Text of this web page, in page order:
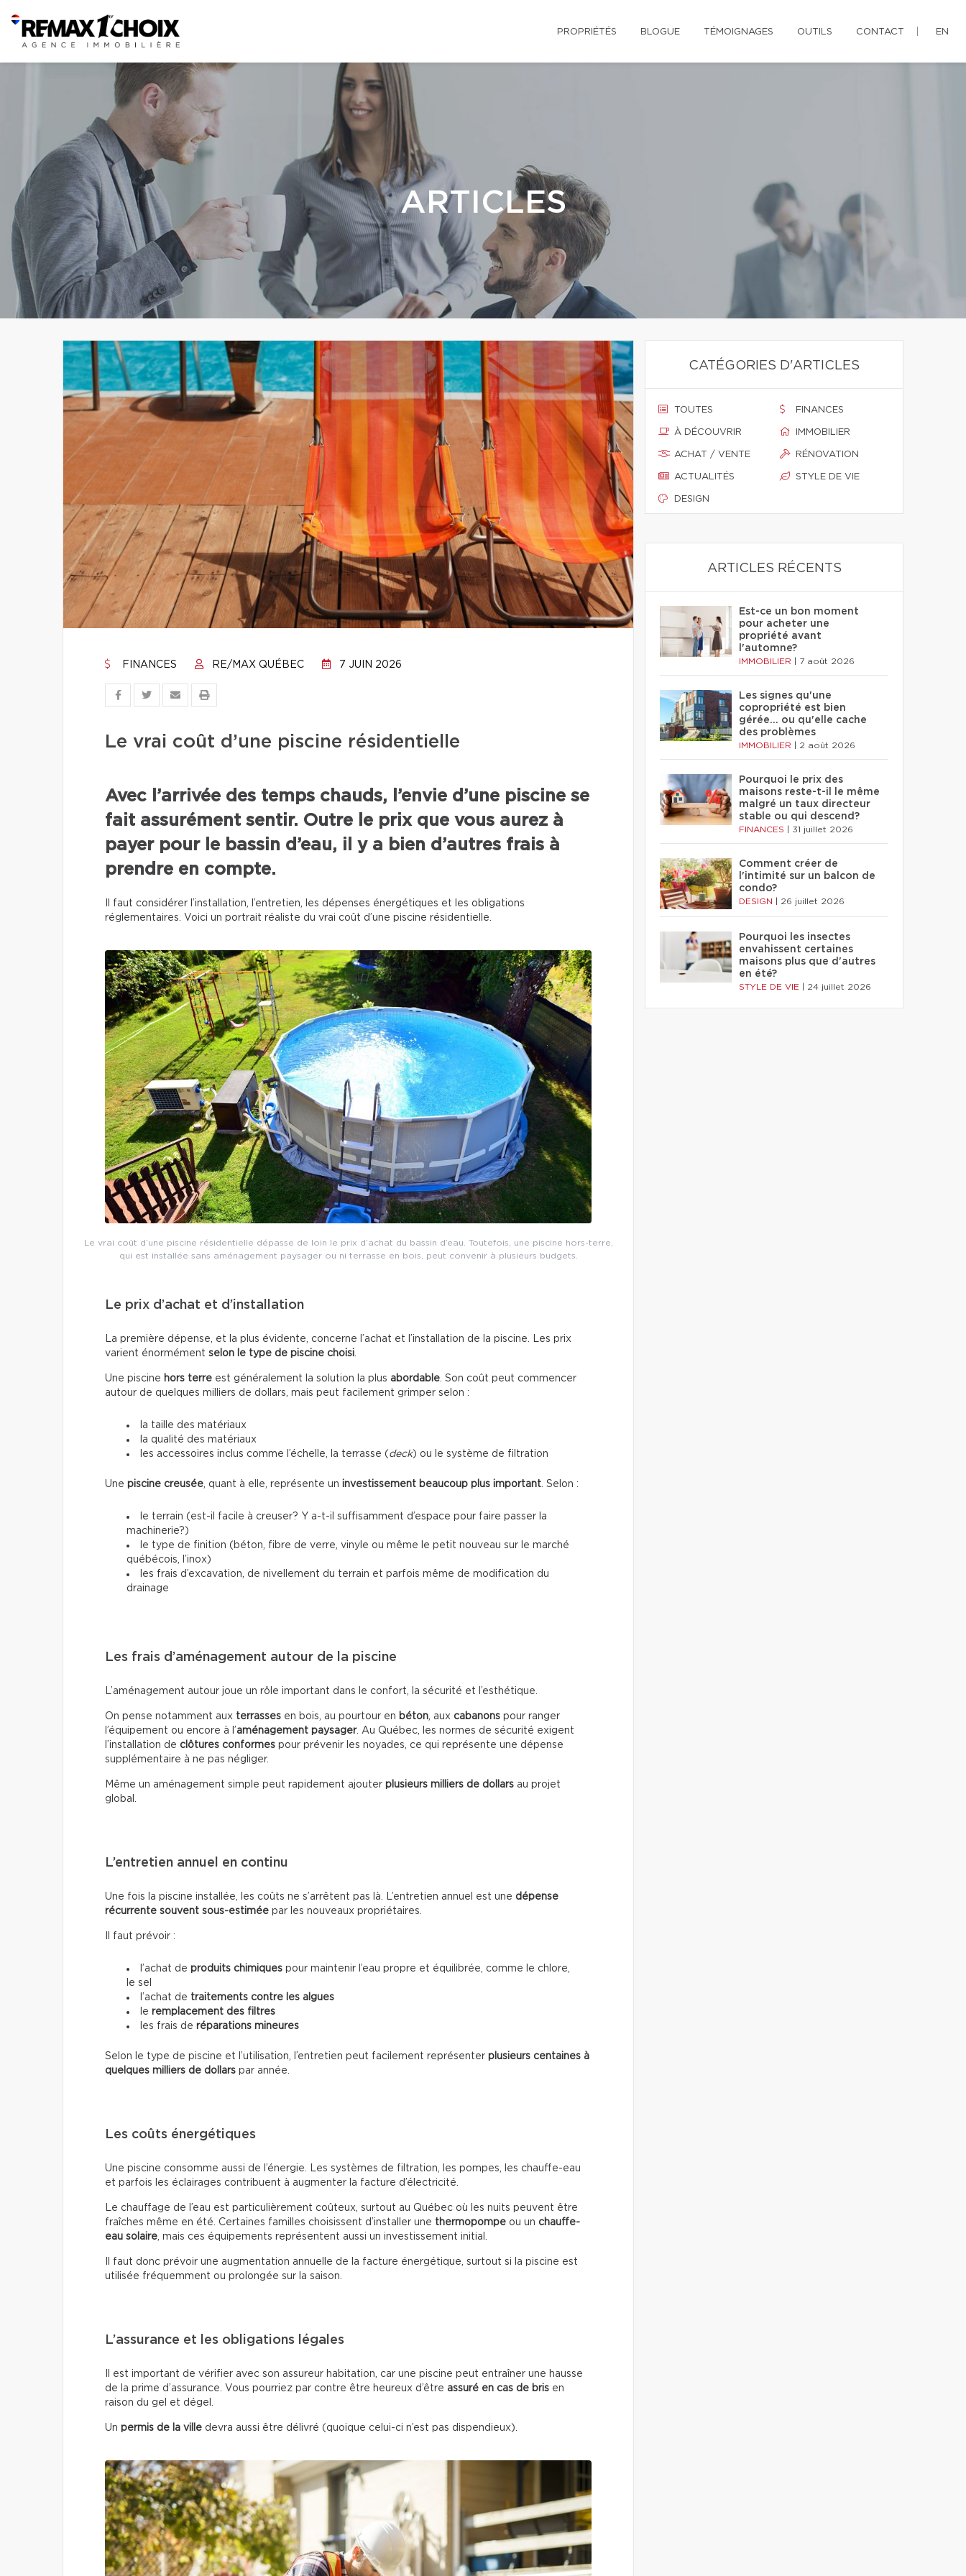
PROPRIÉTÉS BLOGUE TÉMOIGNAGES OUTILS CONTACT EN
ARTICLES
FINANCES RE/MAX QUÉBEC 7 JUIN 2026
Le vrai coût d’une piscine résidentielle
Avec l’arrivée des temps chauds, l’envie d’une piscine se
fait assurément sentir. Outre le prix que vous aurez à
payer pour le bassin d’eau, il y a bien d’autres frais à
prendre en compte.
Il faut considérer l’installation, l’entretien, les dépenses énergétiques et les obligations
réglementaires. Voici un portrait réaliste du vrai coût d’une piscine résidentielle.
Le vrai coût d’une piscine résidentielle dépasse de loin le prix d’achat du bassin d’eau. Toutefois, une piscine hors-terre,
qui est installée sans aménagement paysager ou ni terrasse en bois, peut convenir à plusieurs budgets.
Le prix d’achat et d’installation
La première dépense, et la plus évidente, concerne l’achat et l’installation de la piscine. Les prix
varient énormément selon le type de piscine choisi.
Une piscine hors terre est généralement la solution la plus abordable. Son coût peut commencer
autour de quelques milliers de dollars, mais peut facilement grimper selon :
la taille des matériaux
la qualité des matériaux
les accessoires inclus comme l’échelle, la terrasse ( deck) ou le système de filtration
Une piscine creusée, quant à elle, représente un investissement beaucoup plus important. Selon :
le terrain (est-il facile à creuser? Y a-t-il suffisamment d’espace pour faire passer la
machinerie?)
le type de finition (béton, fibre de verre, vinyle ou même le petit nouveau sur le marché
québécois, l’inox)
les frais d’excavation, de nivellement du terrain et parfois même de modification du
drainage
Les frais d’aménagement autour de la piscine
L’aménagement autour joue un rôle important dans le confort, la sécurité et l’esthétique.
On pense notamment aux terrasses en bois, au pourtour en béton, aux cabanons pour ranger
l’équipement ou encore à l’aménagement paysager. Au Québec, les normes de sécurité exigent
l’installation de clôtures conformes pour prévenir les noyades, ce qui représente une dépense
supplémentaire à ne pas négliger.
Même un aménagement simple peut rapidement ajouter plusieurs milliers de dollars au projet
global.
L’entretien annuel en continu
Une fois la piscine installée, les coûts ne s’arrêtent pas là. L’entretien annuel est une dépense
récurrente souvent sous-estimée par les nouveaux propriétaires.
Il faut prévoir :
l’achat de produits chimiques pour maintenir l’eau propre et équilibrée, comme le chlore,
le sel
l’achat de traitements contre les algues
le remplacement des filtres
les frais de réparations mineures
Selon le type de piscine et l’utilisation, l’entretien peut facilement représenter plusieurs centaines à
quelques milliers de dollars par année.
Les coûts énergétiques
Une piscine consomme aussi de l’énergie. Les systèmes de filtration, les pompes, les chauffe-eau
et parfois les éclairages contribuent à augmenter la facture d’électricité.
Le chauffage de l’eau est particulièrement coûteux, surtout au Québec où les nuits peuvent être
fraîches même en été. Certaines familles choisissent d’installer une thermopompe ou un chauffe-
eau solaire, mais ces équipements représentent aussi un investissement initial.
Il faut donc prévoir une augmentation annuelle de la facture énergétique, surtout si la piscine est
utilisée fréquemment ou prolongée sur la saison.
L’assurance et les obligations légales
Il est important de vérifier avec son assureur habitation, car une piscine peut entraîner une hausse
de la prime d’assurance. Vous pourriez par contre être heureux d’être assuré en cas de bris en
raison du gel et dégel.
Un permis de la ville devra aussi être délivré (quoique celui-ci n’est pas dispendieux).
CATÉGORIES D'ARTICLES
TOUTES
À DÉCOUVRIR
ACHAT / VENTE
ACTUALITÉS
DESIGN
FINANCES
IMMOBILIER
RÉNOVATION
STYLE DE VIE
ARTICLES RÉCENTS
Est-ce un bon moment
pour acheter une
propriété avant
l'automne?
IMMOBILIER 7 août 2026
Les signes qu'une
copropriété est bien
gérée… ou qu'elle cache
des problèmes
IMMOBILIER 2 août 2026
Pourquoi le prix des
maisons reste-t-il le même
malgré un taux directeur
stable ou qui descend?
FINANCES 31 juillet 2026
Comment créer de
l'intimité sur un balcon de
condo?
DESIGN 26 juillet 2026
Pourquoi les insectes
envahissent certaines
maisons plus que d'autres
en été?
STYLE DE VIE 24 juillet 2026